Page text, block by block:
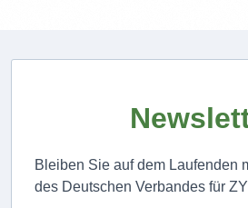
Bleiben Sie auf dem Laufenden
des Deutschen Verbandes für